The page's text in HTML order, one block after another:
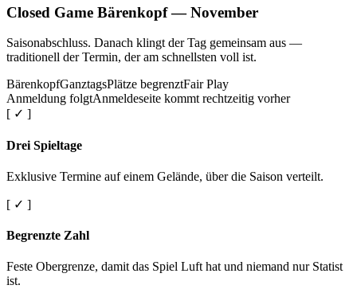
Closed Game Bärenkopf — November
Saisonabschluss. Danach klingt der Tag gemeinsam aus —
traditionell der Termin, der am schnellsten voll ist.
BärenkopfGanztagsPlätze begrenztFair Play
Anmeldung folgtAnmeldeseite kommt rechtzeitig vorher
[ ✓ ]
Drei Spieltage
Exklusive Termine auf einem Gelände, über die Saison verteilt.
[ ✓ ]
Begrenzte Zahl
Feste Obergrenze, damit das Spiel Luft hat und niemand nur Statist
ist.